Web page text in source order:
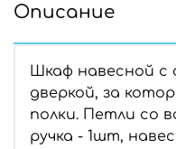
Описание
Шкаф навесной с
дверкой, за
полки. Петли со
ручка - 1шт,